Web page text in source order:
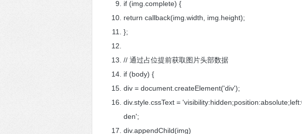
if (img.complete) {
return callback(img.width, img.height);
};
// 通过占位提前获取图片头部数据
if (body) {
div = document.createElement('div');
div.style.cssText =
den';
div.appendChild(img)